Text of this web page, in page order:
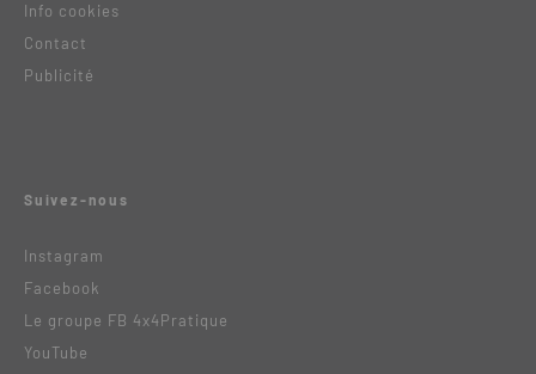
Info cookies
Contact
Publicité
Suivez-nous
Instagram
Facebook
Le groupe FB 4x4Pratique
YouTube